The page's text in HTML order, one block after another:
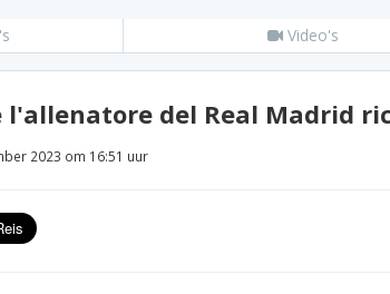
Video's
l'allenatore del Real Madrid
2023 om 16:51 uur